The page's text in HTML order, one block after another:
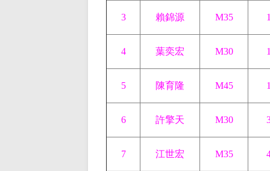
3 賴錦源 M35
4 葉奕宏 M30
5 陳育隆 M45
6 許擎天 M30
7 江世宏 M35